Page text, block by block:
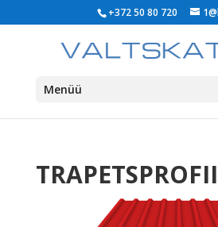
+372 50 80 720
Menüü